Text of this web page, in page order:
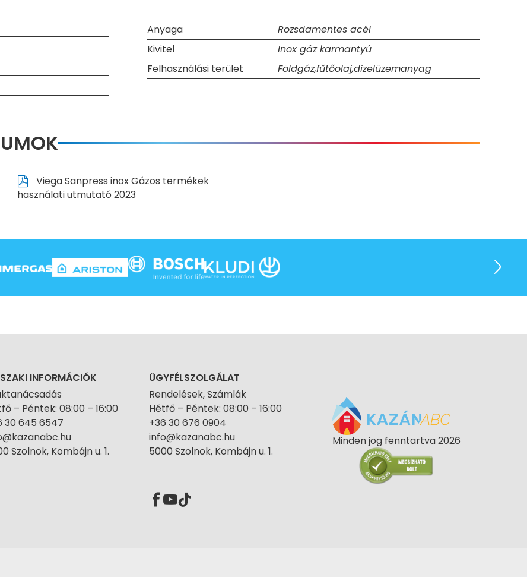
Anyaga
Rozsdamentes acél
Kivitel
Inox gáz karmantyú
Felhasználási terület
Földgáz,fűtőolaj,dizelüzemanyag
Viega Sanpress inox Gázos termékek
használati utmutató 2023
INFORMÁCIÓK
– Péntek: 08:00 – 16:00
30 645 6547
Szolnok, Kombájn u. 1.
ÜGYFÉLSZOLGÁLAT
Rendelések, Számlák
Hétfő – Péntek: 08:00 – 16:00
+36 30 676 0904
info@kazanabc.hu
5000 Szolnok, Kombájn u. 1.
Minden jog fenntartva 2026